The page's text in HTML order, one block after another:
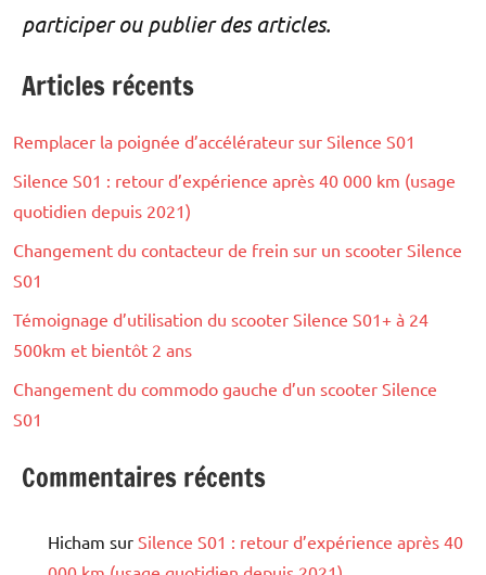
participer ou publier des articles.
Articles récents
Remplacer la poignée d’accélérateur sur Silence S01
Silence S01 : retour d’expérience après 40 000 km (usage
quotidien depuis 2021)
Changement du contacteur de frein sur un scooter Silence
S01
Témoignage d’utilisation du scooter Silence S01+ à 24
500km et bientôt 2 ans
Changement du commodo gauche d’un scooter Silence
S01
Commentaires récents
Hicham sur Silence S01 : retour d’expérience après 40